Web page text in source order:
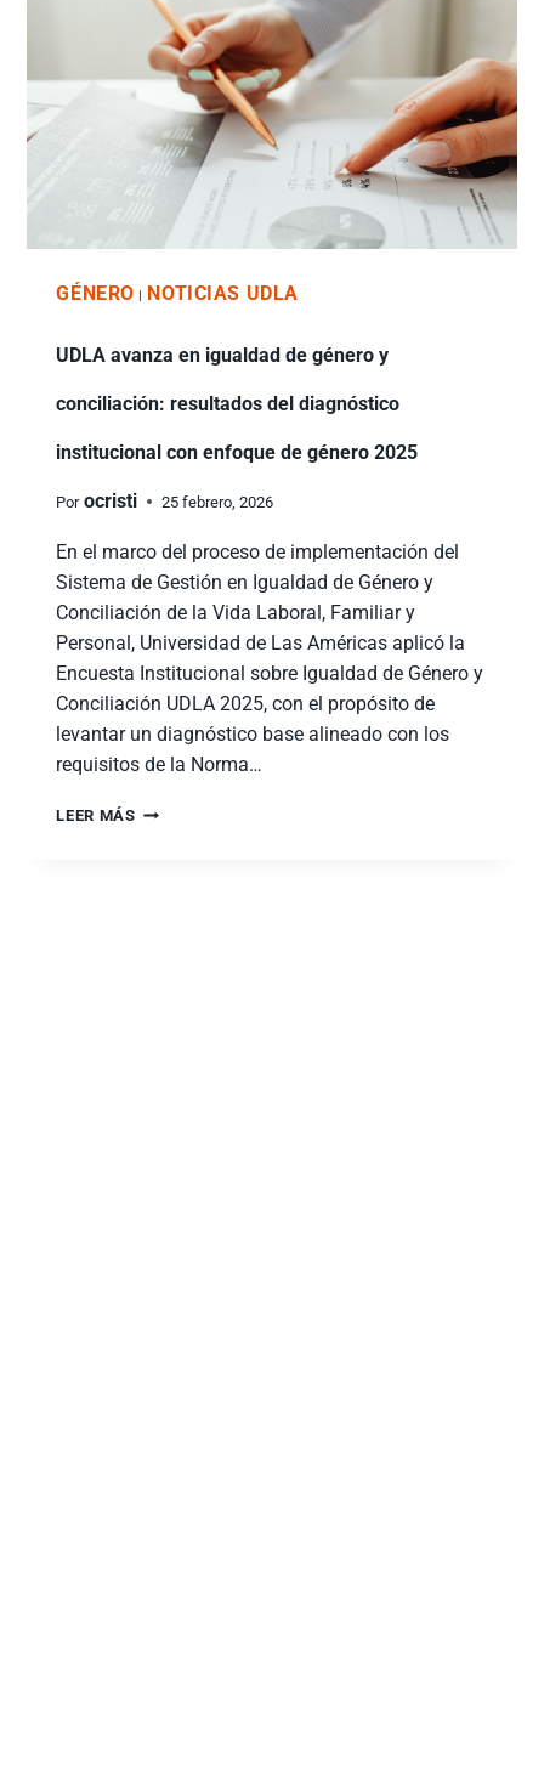
GÉNERO NOTICIAS UDLA
UDLA avanza en igualdad de género y
conciliación: resultados del diagnóstico
institucional con enfoque de género 2025
Por ocristi 25 febrero, 2026
En el marco del proceso de implementación del
Sistema de Gestión en Igualdad de Género y
Conciliación de la Vida Laboral, Familiar y
Personal, Universidad de Las Américas aplicó la
Encuesta Institucional sobre Igualdad de Género y
Conciliación UDLA 2025, con el propósito de
levantar un diagnóstico base alineado con los
requisitos de la Norma…
LEER MÁS